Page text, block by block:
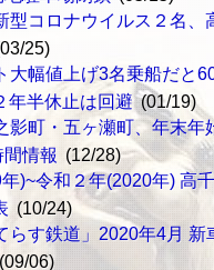
型コロナウイルス２名、
25)
大幅値上げ3名乗船だと
年半休止は回避 (01/19)
影町・五ヶ瀬町、年末年
情報 (12/28)
)~令和２年(2020年) 高
(10/24)
らす鉄道」2020年4月 新
06)